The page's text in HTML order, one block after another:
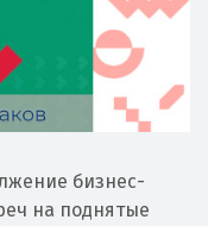
бизнес-
на поднятые